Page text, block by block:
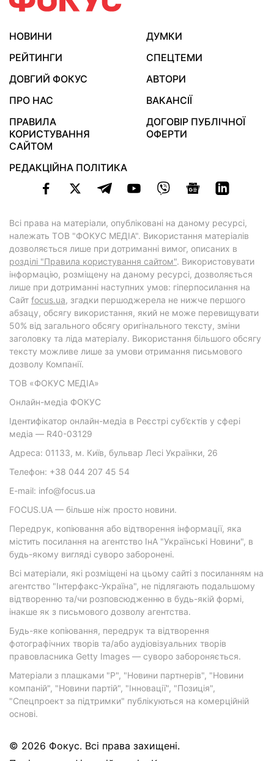
НОВИНИ
ДУМКИ
РЕЙТИНГИ
СПЕЦТЕМИ
ДОВГИЙ ФОКУС
АВТОРИ
ПРО НАС
ВАКАНСІЇ
ПРАВИЛА
КОРИСТУВАННЯ
САЙТОМ
ДОГОВІР ПУБЛІЧНОЇ
ОФЕРТИ
РЕДАКЦІЙНА ПОЛІТИКА
Всі права на матеріали, опубліковані на даному ресурсі,
належать ТОВ "ФОКУС МЕДІА". Використання матеріалів
дозволяється лише при дотриманні вимог, описаних в
розділі "Правила користування сайтом". Використовувати
інформацію, розміщену на даному ресурсі, дозволяється
лише при дотриманні наступних умов: гіперпосилання на
Cайт focus.ua, згадки першоджерела не нижче першого
абзацу, обсягу використання, який не може перевищувати
50% від загального обсягу оригінального тексту, зміни
заголовку та ліда матеріалу. Використання більшого обсягу
тексту можливе лише за умови отримання письмового
дозволу Компанії.
ТОВ «ФОКУС МЕДІА»
Онлайн-медіа ФОКУС
Ідентифікатор онлайн-медіа в Реєстрі суб’єктів у сфері
медіа — R40-03129
Адреса: 01133, м. Київ, бульвар Лесі Українки, 26
Телефон: +38 044 207 45 54
E-mail: info@focus.ua
FOCUS.UA — більше ніж просто новини.
Передрук, копіювання або відтворення інформації, яка
містить посилання на агентство ІнА "Українські Новини", в
будь-якому вигляді суворо заборонені.
Всі матеріали, які розміщені на цьому сайті з посиланням на
агентство "Інтерфакс-Україна", не підлягають подальшому
відтворенню та/чи розповсюдженню в будь-якій формі,
інакше як з письмового дозволу агентства.
Будь-яке копіювання, передрук та відтворення
фотографічних творів та/або аудіовізуальних творів
правовласника Getty Images — суворо забороняється.
Матеріали з плашками "Р", "Новини партнерів", "Новини
компаній", "Новини партій", "Інновації", "Позиція",
"Спецпроект за підтримки" публікуються на комерційній
основі.
© 2026 Фокус. Всі права захищені.